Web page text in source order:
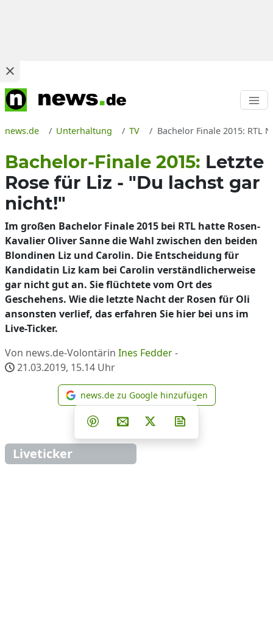
news.de Unterhaltung TV Bachelor Finale 2015: RTL
Bachelor-Finale 2015: Letzte
Rose für Liz - "Du lachst gar
nicht!"
Im großen Bachelor Finale 2015 bei RTL hatte Rosen-
Kavalier Oliver Sanne die Wahl zwischen den beiden
Blondinen Liz und Carolin. Die Entscheidung für
Kandidatin Liz kam bei Carolin verständlicherweise
gar nicht gut an. Sie flüchtete vom Ort des
Geschehens. Wie die letzte Nacht der Rosen für Oli
ansonsten verlief, das erfahren Sie hier bei uns im
Live-Ticker.
Von news.de-Volontärin Ines Fedder-
21.03.2019, 15.14 Uhr
news.de zu Google
news.de zu Google hinzufügen
Teilen auf Facebook
Teilen auf Whatsapp
Teilen auf Telegram
Teilen auf Pinterest
Per E-Mail teilen
Post auf X
Liveticker